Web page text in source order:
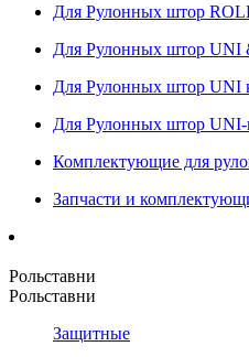
Для Рулонных штор
Для Рулонных штор
Для Рулонных штор UNI
Для Рулонных штор UNI-
Комплектующие для
Запчасти и
Рольставни
Рольставни
Защитные